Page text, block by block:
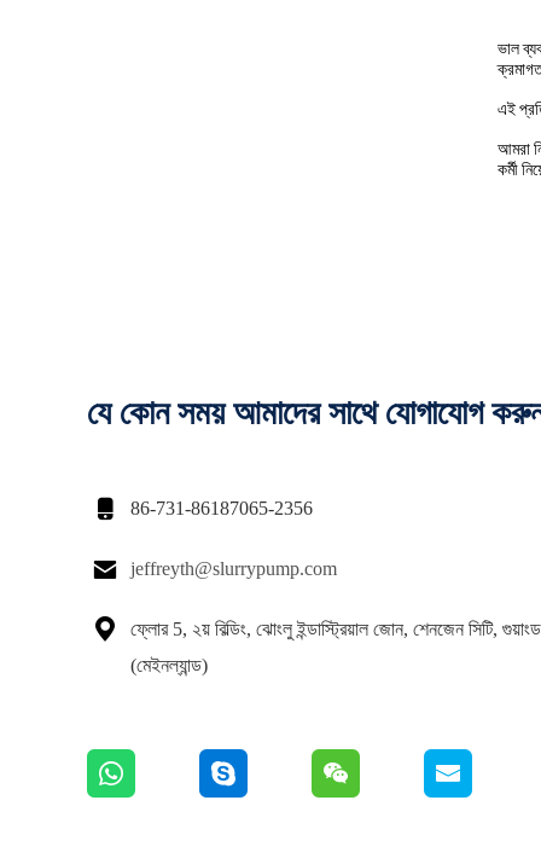
ভাল
এই
আমরা
কর্মী
যে কোন সময় আমাদের সাথে যোগাযোগ
 86-731-86187065-2356
 jeffreyth@slurrypump.com

ফ্লোর 5, ২য় বিল্ডিং, ঝোংলু ইন্ডাস্ট্রিয়াল জোন, শেনজেন সিটি,
(মেইনল্যান্ড)